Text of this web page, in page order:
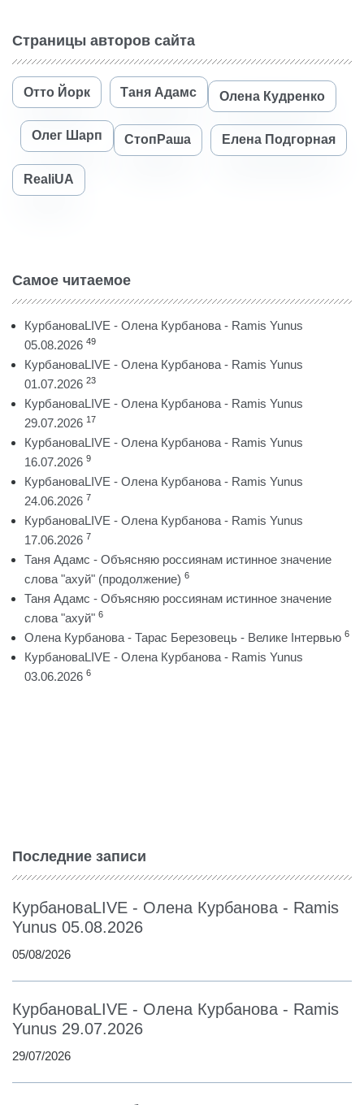
Страницы авторов сайта
Отто Йорк Таня Адамс Олена Кудренко
Олег Шарп СтопРаша Елена Подгорная
RealiUA
Самое читаемое
КурбановаLIVE - Олена Курбанова - Ramis Yunus
05.08.2026 49
КурбановаLIVE - Олена Курбанова - Ramis Yunus
01.07.2026 23
КурбановаLIVE - Олена Курбанова - Ramis Yunus
29.07.2026 17
КурбановаLIVE - Олена Курбанова - Ramis Yunus
16.07.2026 9
КурбановаLIVE - Олена Курбанова - Ramis Yunus
24.06.2026 7
КурбановаLIVE - Олена Курбанова - Ramis Yunus
17.06.2026 7
Таня Адамс - Объясняю россиянам истинное значение
слова "ахуй" (продолжение) 6
Таня Адамс - Объясняю россиянам истинное значение
слова "ахуй" 6
Олена Курбанова - Тарас Березовець - Велике Інтервью 6
КурбановаLIVE - Олена Курбанова - Ramis Yunus
03.06.2026 6
Последние записи
КурбановаLIVE - Олена Курбанова - Ramis
Yunus 05.08.2026
05/08/2026
КурбановаLIVE - Олена Курбанова - Ramis
Yunus 29.07.2026
29/07/2026